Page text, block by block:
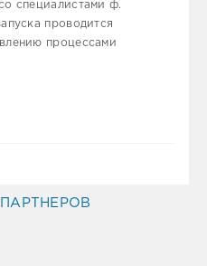
специалистами ф.
проводится
процессами